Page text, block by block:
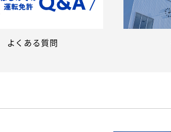
よくある質問